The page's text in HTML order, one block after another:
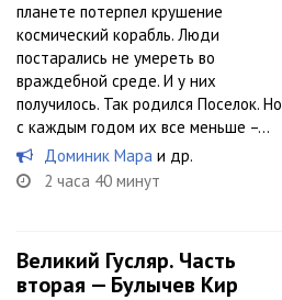
планете потерпел крушение
космический корабль. Люди
постарались не умереть во
враждебной среде. И у них
получилось. Так родился Поселок. Но
с каждым годом их все меньше –...
Доминик Мара и др.
2 часа 40 минут
Великий Гусляр. Часть
вторая — Булычев Кир